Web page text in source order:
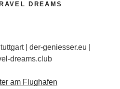
DREAMS
| der-geniesser.eu |
dreams.club
am Flughafen